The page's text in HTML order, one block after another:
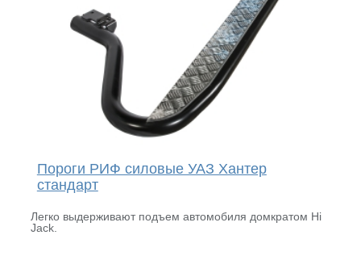
Пороги РИФ силовые УАЗ Хантер
стандарт
Легко выдерживают подъем автомобиля домкратом Hi
Jack.